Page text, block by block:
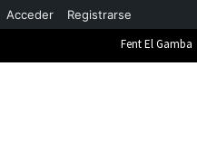
Fent El Gamba
Acceder Registrarse